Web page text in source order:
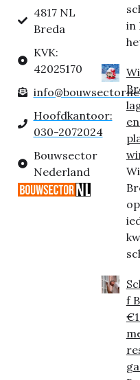
4817 NL
Breda
KVK:
42025170
Hoofdkantoor:
030-2072024
Bouwsector
Nederland
in
f